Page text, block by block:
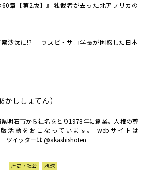
章【第2版】』――独裁者が去った北アフリカの
察沙汰に!? ウスビ・サコ学長が困惑した日本
かししょてん）
明石市から社名をとり1978年に創業。人権の尊
活動をおこなっています。 webサイトは
イッターは @akashishoten
歴史・社会 地球